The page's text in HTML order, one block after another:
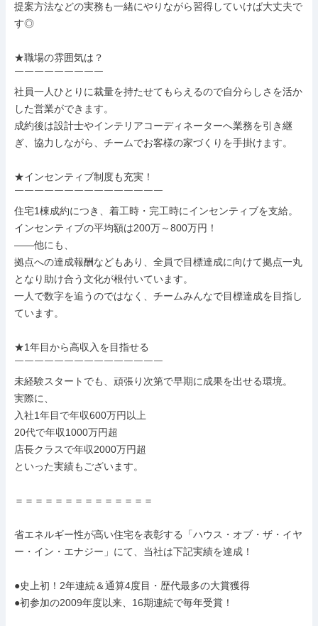
提案方法などの実務も一緒にやりながら習得していけば大丈夫で
す◎
★職場の雰囲気は？
￣￣￣￣￣￣￣￣￣
社員一人ひとりに裁量を持たせてもらえるので自分らしさを活か
した営業ができます。
成約後は設計士やインテリアコーディネーターへ業務を引き継
ぎ、協力しながら、チームでお客様の家づくりを手掛けます。
★インセンティブ制度も充実！
￣￣￣￣￣￣￣￣￣￣￣￣￣￣￣
住宅1棟成約につき、着工時・完工時にインセンティブを支給。
インセンティブの平均額は200万～800万円！
――他にも、
拠点への達成報酬などもあり、全員で目標達成に向けて拠点一丸
となり助け合う文化が根付いています。
一人で数字を追うのではなく、チームみんなで目標達成を目指し
ています。
★1年目から高収入を目指せる
￣￣￣￣￣￣￣￣￣￣￣￣￣￣￣
未経験スタートでも、頑張り次第で早期に成果を出せる環境。
実際に、
入社1年目で年収600万円以上
20代で年収1000万円超
店長クラスで年収2000万円超
といった実績もございます。
＝＝＝＝＝＝＝＝＝＝＝＝＝＝
省エネルギー性が高い住宅を表彰する「ハウス・オブ・ザ・イヤ
ー・イン・エナジー」にて、当社は下記実績を達成！
●史上初！2年連続＆通算4度目・歴代最多の大賞獲得
●初参加の2009年度以来、16期連続で毎年受賞！